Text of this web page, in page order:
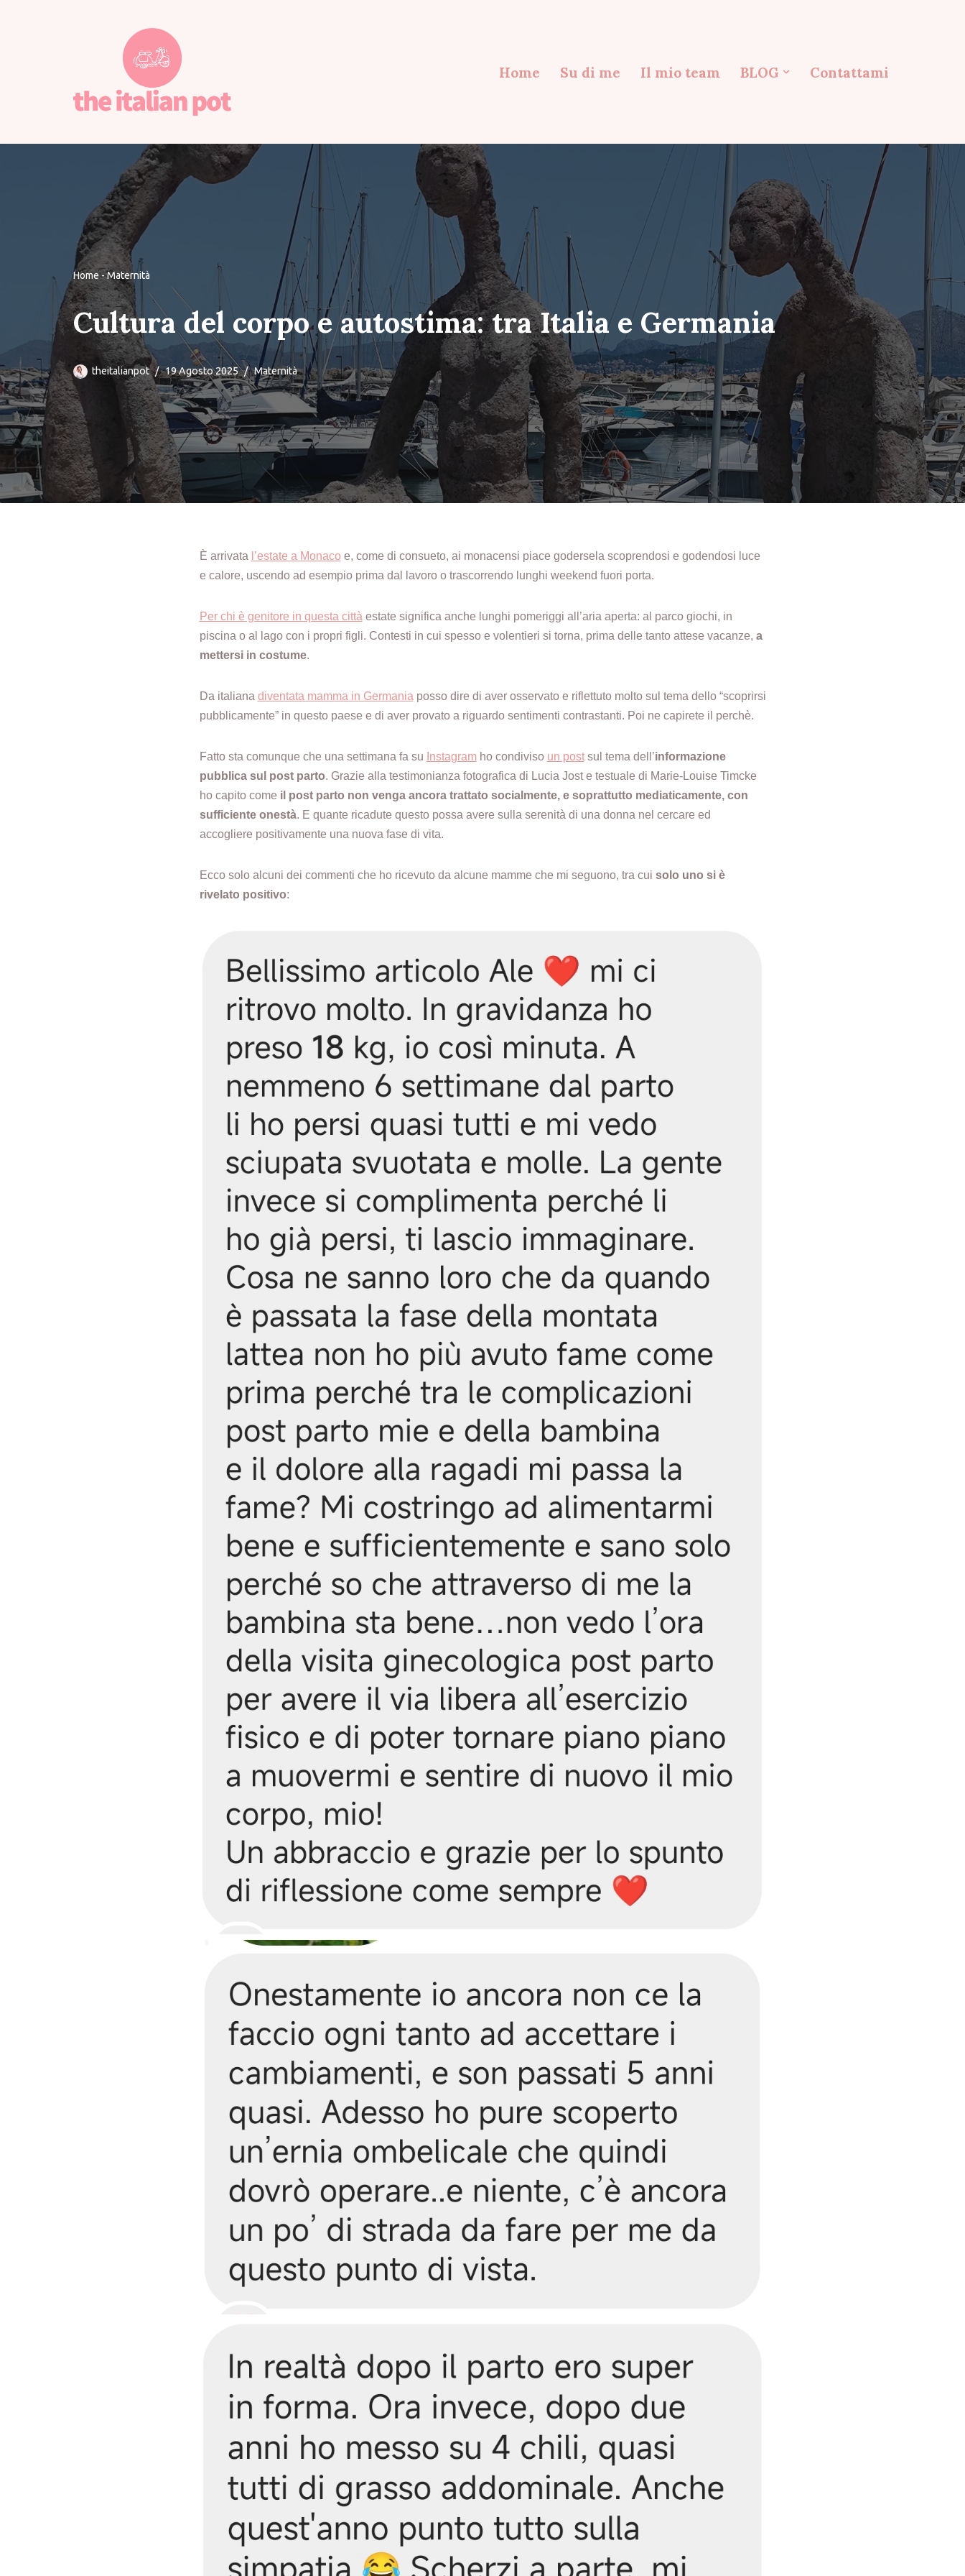
Home Su di me Il mio team BLOG Contattami
Home-Maternità
Cultura del corpo e autostima: tra Italia e Germania
theitalianpot 19 Agosto 2025 Maternità
È arrivata l’estate a Monaco e, come di consueto, ai monacensi piace godersela scoprendosi e godendosi luce
e calore, uscendo ad esempio prima dal lavoro o trascorrendo lunghi weekend fuori porta.
Per chi è genitore in questa città estate significa anche lunghi pomeriggi all’aria aperta: al parco giochi, in
piscina o al lago con i propri figli. Contesti in cui spesso e volentieri si torna, prima delle tanto attese vacanze, a
mettersi in costume.
Da italiana diventata mamma in Germania posso dire di aver osservato e riflettuto molto sul tema dello “scoprirsi
pubblicamente” in questo paese e di aver provato a riguardo sentimenti contrastanti. Poi ne capirete il perchè.
Fatto sta comunque che una settimana fa su Instagramho condiviso un postsul tema dell’informazione
pubblica sul post parto. Grazie alla testimonianza fotografica di Lucia Jost e testuale di Marie-Louise Timcke
ho capito come il post parto non venga ancora trattato socialmente, e soprattutto mediaticamente, con
sufficiente onestà. E quante ricadute questo possa avere sulla serenità di una donna nel cercare ed
accogliere positivamente una nuova fase di vita.
Ecco solo alcuni dei commenti che ho ricevuto da alcune mamme che mi seguono, tra cui solo uno si è
rivelato positivo: